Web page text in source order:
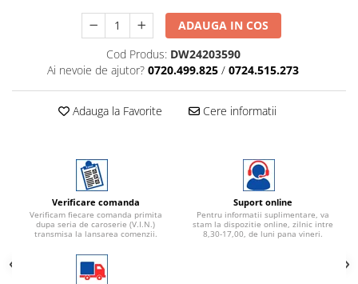
ADAUGA IN COS
Cod Produs: DW24203590
Ai nevoie de ajutor? 0720.499.825 / 0724.515.273
Adauga la Favorite Cere informatii
Verificare comanda
Verificam fiecare comanda primita
dupa seria de caroserie (V.I.N.)
transmisa la lansarea comenzii.
Suport online
Pentru informatii suplimentare, va
stam la dispozitie online, zilnic intre
8,30-17,00, de luni pana vineri.